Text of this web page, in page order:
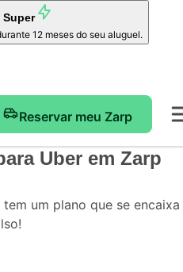
Super
12 meses do seu aluguel.
Reservar meu Zarp
Uber em Zarp
um plano que se encaixa